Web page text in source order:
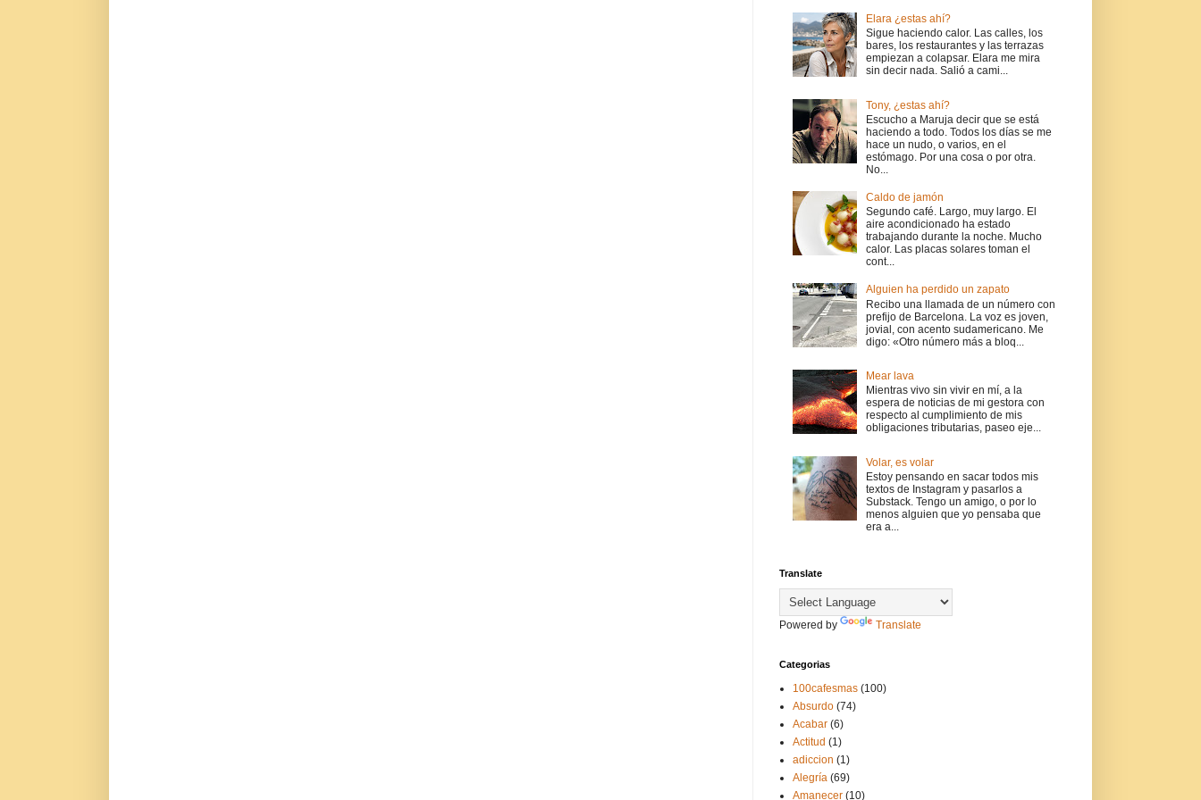
Elara ¿estas ahí?
Sigue haciendo calor. Las calles, los
bares, los restaurantes y las terrazas
empiezan a colapsar. Elara me mira
sin decir nada. Salió a cami...
Tony, ¿estas ahí?
Escucho a Maruja decir que se está
haciendo a todo. Todos los días se me
hace un nudo, o varios, en el
estómago. Por una cosa o por otra.
No...
Caldo de jamón
Segundo café. Largo, muy largo. El
aire acondicionado ha estado
trabajando durante la noche. Mucho
calor. Las placas solares toman el
cont...
Alguien ha perdido un zapato
Recibo una llamada de un número con
prefijo de Barcelona. La voz es joven,
jovial, con acento sudamericano. Me
digo: «Otro número más a bloq...
Mear lava
Mientras vivo sin vivir en mí, a la
espera de noticias de mi gestora con
respecto al cumplimiento de mis
obligaciones tributarias, paseo eje...
Volar, es volar
Estoy pensando en sacar todos mis
textos de Instagram y pasarlos a
Substack. Tengo un amigo, o por lo
menos alguien que yo pensaba que
era a...
Translate
Powered by Translate
Categorias
100cafesmas (100)
Absurdo (74)
Acabar (6)
Actitud (1)
adiccion (1)
Alegría (69)
Amanecer (10)